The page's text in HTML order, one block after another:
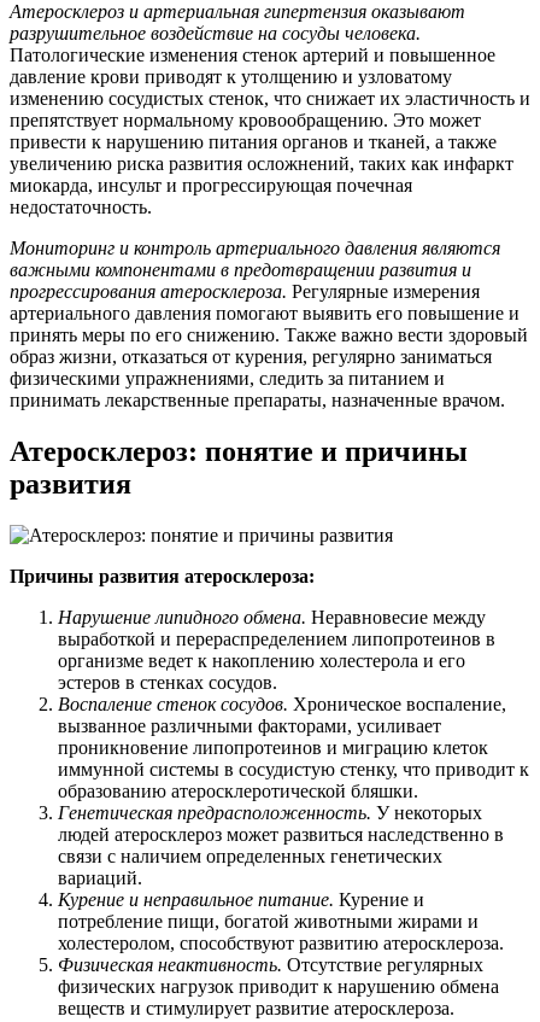
Атеросклероз и артериальная гипертензия оказывают
разрушительное воздействие на сосуды человека.
Патологические изменения стенок артерий и повышенное
давление крови приводят к утолщению и узловатому
изменению сосудистых стенок, что снижает их эластичность и
препятствует нормальному кровообращению. Это может
привести к нарушению питания органов и тканей, а также
увеличению риска развития осложнений, таких как инфаркт
миокарда, инсульт и прогрессирующая почечная
недостаточность.
Мониторинг и контроль артериального давления являются
важными компонентами в предотвращении развития и
прогрессирования атеросклероза. Регулярные измерения
артериального давления помогают выявить его повышение и
принять меры по его снижению. Также важно вести здоровый
образ жизни, отказаться от курения, регулярно заниматься
физическими упражнениями, следить за питанием и
принимать лекарственные препараты, назначенные врачом.
Атеросклероз: понятие и причины
развития
Причины развития атеросклероза:
Нарушение липидного обмена. Неравновесие между
выработкой и перераспределением липопротеинов в
организме ведет к накоплению холестерола и его
эстеров в стенках сосудов.
Воспаление стенок сосудов. Хроническое воспаление,
вызванное различными факторами, усиливает
проникновение липопротеинов и миграцию клеток
иммунной системы в сосудистую стенку, что приводит к
образованию атеросклеротической бляшки.
Генетическая предрасположенность. У некоторых
людей атеросклероз может развиться наследственно в
связи с наличием определенных генетических
вариаций.
Курение и неправильное питание. Курение и
потребление пищи, богатой животными жирами и
холестеролом, способствуют развитию атеросклероза.
Физическая неактивность. Отсутствие регулярных
физических нагрузок приводит к нарушению обмена
веществ и стимулирует развитие атеросклероза.